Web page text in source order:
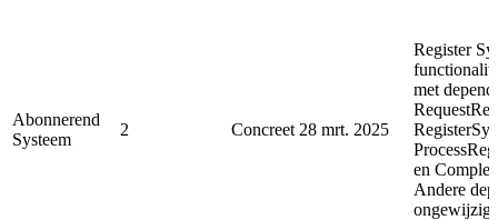
Abonnerend
Systeem
2 Concreet 28 mrt. 2025
Register
met
en
Andere